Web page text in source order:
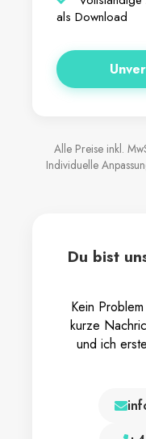
als Download
Alle Preise inkl.
Individuelle
Du bist
Kein
kurze
und ich